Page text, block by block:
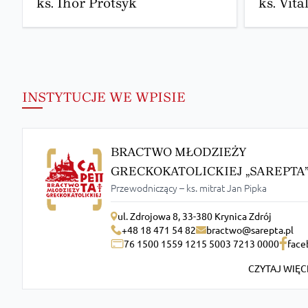
ks. Ihor Protsyk ks.
INSTYTUCJE WE WPISIE
BRACTWO MŁODZIEŻY
GRECKOKATOLICKIEJ „SAREPTA”
Przewodniczący – ks. mitrat Jan Pipka
ul. Zdrojowa 8, 33-380 Krynica Zdrój
+48 18 471 54 82
bractwo@sarepta.pl
76 1500 1559 1215 5003 7213 0000
CZYTAJ